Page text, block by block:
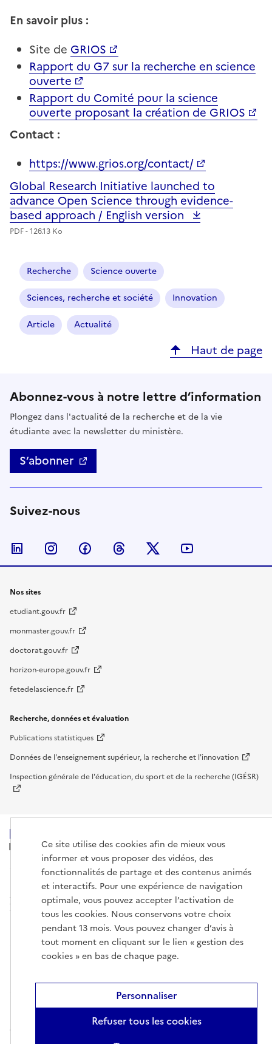
En savoir plus :
Site de GRIOS
Rapport du G7 sur la recherche en science
ouverte
Rapport du Comité pour la science
ouverte proposant la création de GRIOS
Contact :
https://www.grios.org/contact/
Fichier
Global Research Initiative launched to
advance Open Science through evidence-
based approach / English version
PDF - 126.13 Ko
Recherche Science ouverte
Sciences, recherche et société Innovation
Article Actualité
Haut de page
Abonnez-vous à notre lettre d’information
Plongez dans l'actualité de la recherche et de la vie
étudiante avec la newsletter du ministère.
S’abonner
Suivez-nous
Nous suivre sur LinkedIn
Nous suivre sur Instagram
Nous suivre sur Facebook
Nous suivre sur Threads
Nous suivre sur Twitter
Nos sites
etudiant.gouv.fr
monmaster.gouv.fr
doctorat.gouv.fr
horizon-europe.gouv.fr
fetedelascience.fr
Recherche, données et évaluation
Publications statistiques
Données de l'enseignement supérieur, la recherche et l'innovation
Inspection générale de l'éducation, du sport et de la recherche (IGÉSR)
MINISTÈRE
DE L'ENSEIGNEMENT
SUPÉRIEUR,
DE LA RECHERCHE
ET DE L'ESPACE
info.gouv.fr
service-public.gouv.fr
Mentions légales Gestion des cookies Données personnelles
Plan
du site
Ce site utilise des cookies afin de mieux vous
informer et vous proposer des vidéos, des
fonctionnalités de partage et des contenus animés
et interactifs. Pour une expérience de navigation
optimale, vous pouvez accepter l’activation de
tous les cookies. Nous conservons votre choix
pendant 13 mois. Vous pouvez changer d’avis à
tout moment en cliquant sur le lien « gestion des
cookies » en bas de chaque page.
Refuser tous les cookies
Personnaliser